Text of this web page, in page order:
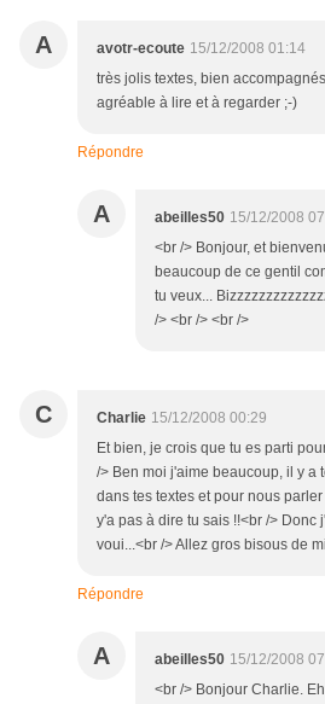
A avotr-ecoute 15/12/2008 01:14
très jolis textes, bien
agréable à lire et à regarder ;-)
Répondre
A abeilles50 15/12/2008
<br /> Bonjour, et
beaucoup de ce gentil
tu veux...
/> <br /> <br />
C Charlie 15/12/2008 00:29
Et bien, je crois que tu es parti
/> Ben moi j'aime beaucoup, il y a
dans tes textes et pour nous
y'a pas à dire tu sais !!<br /> Donc
voui...<br /> Allez gros bisous de
Répondre
A abeilles50 15/12/2008
<br /> Bonjour Charlie.